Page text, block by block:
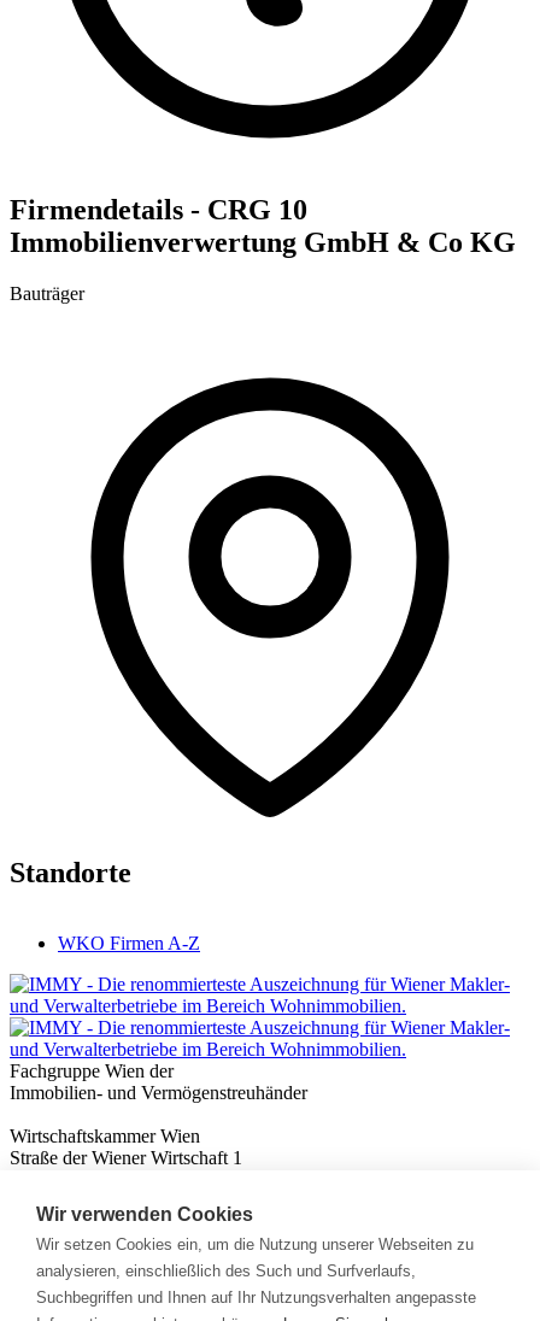
Firmendetails - CRG 10
Immobilienverwertung GmbH & Co KG
Bauträger
Standorte
WKO Firmen A-Z
Fachgruppe Wien der
Immobilien- und Vermögenstreuhänder
Wirtschaftskammer Wien
Straße der Wiener Wirtschaft 1
Nützliches
Immobilienwissen
Formulare & Rechner
Expert:innen
Wir verwenden Cookies
Wir setzen Cookies ein, um die Nutzung unserer Webseiten zu
analysieren, einschließlich des Such und Surfverlaufs,
Suchbegriffen und Ihnen auf Ihr Nutzungsverhalten angepasste